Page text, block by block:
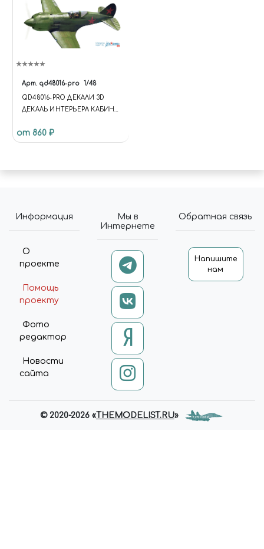
Арт. qd48016-pro 1/48
QD48016-PRO ДЕКАЛИ 3D
ДЕКАЛЬ ИНТЕРЬЕРА КАБИНЫ
от 860 ₽
Информация
О
проекте
Помощь
проекту
Фото
редактор
Новости
сайта
Мы в
Интернете
Обратная связь
Напишите
нам
© 2020-2026 «THEMODELIST.RU»